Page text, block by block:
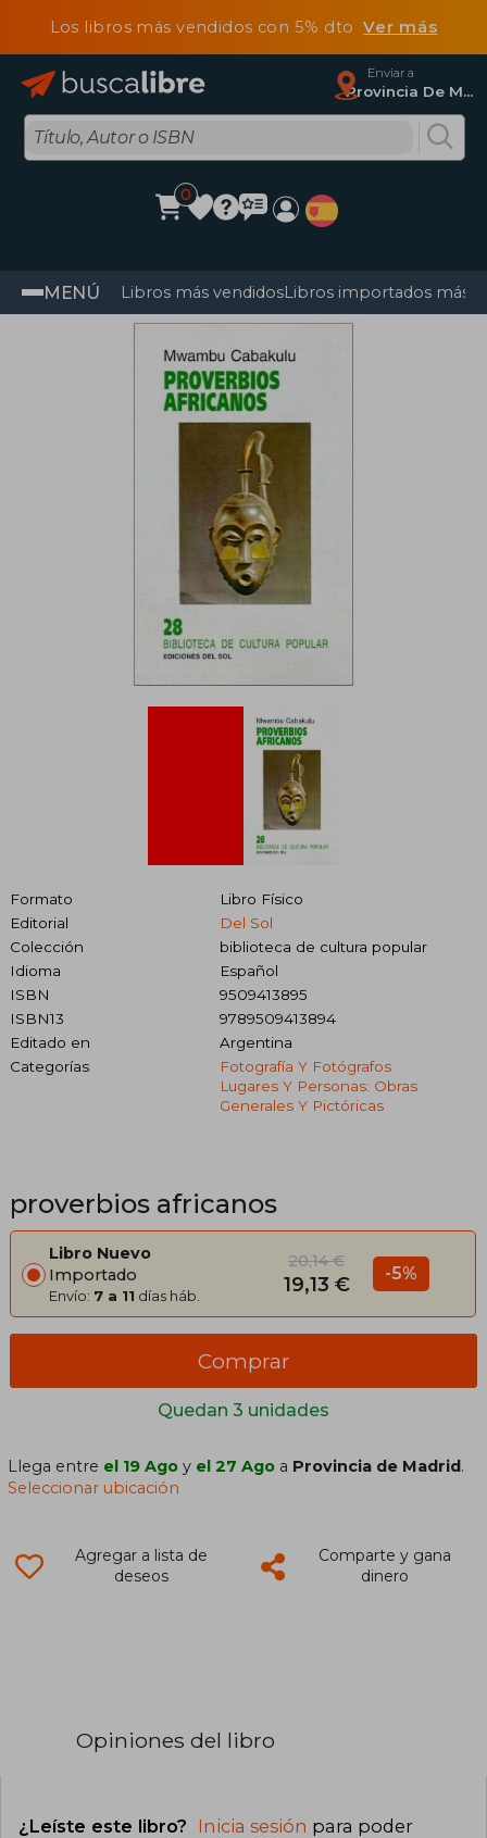
Los libros más vendidos con 5% dtoVer más
Enviar a
Provincia De Madrid
0
MENÚ Libros más vendidosLibros importados más
Formato
Libro Físico
Editorial
Del Sol
Colección
biblioteca de cultura popular
Idioma
Español
ISBN
9509413895
ISBN13
9789509413894
Editado en
Argentina
Categorías
Fotografía Y Fotógrafos
Lugares Y Personas: Obras
Generales Y Pictóricas
proverbios africanos
Libro Nuevo
Importado
Envío: 7 a 11 días háb.
20,14 €
19,13 € -5%
Quedan 3 unidades
Comprar
Llega entre el 19 Ago y el 27 Ago a Provincia de Madrid.
Seleccionar ubicación
Agregar a lista de
deseos
Comparte y gana
dinero
Opiniones del libro
¿Leíste este libro? Inicia sesión para poder